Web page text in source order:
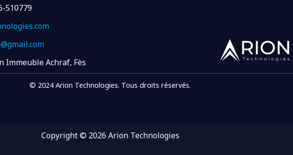
510779
Immeuble Achraf, Fès
© 2024 Arion Technologies. Tous droits réservés.
Copyright © 2026 Arion Technologies